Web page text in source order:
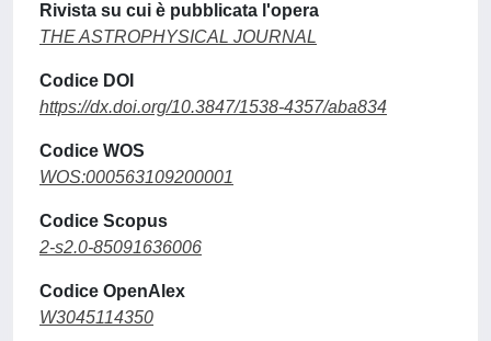
Rivista su cui è pubblicata l'opera
THE ASTROPHYSICAL JOURNAL
Codice DOI
https://dx.doi.org/10.3847/1538-4357/aba834
Codice WOS
WOS:000563109200001
Codice Scopus
2-s2.0-85091636006
Codice OpenAlex
W3045114350